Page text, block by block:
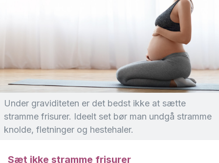
Under graviditeten er det bedst ikke at sætte
stramme frisurer. Ideelt set bør man undgå stramme
knolde, fletninger og hestehaler.
Sæt ikke stramme frisurer